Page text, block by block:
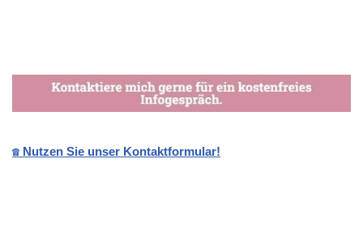
☎️ Nutzen Sie unser Kontaktformular!